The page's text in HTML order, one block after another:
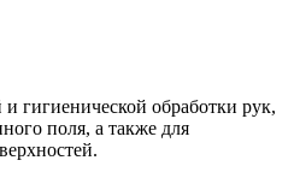
гигиенической обработки рук,
поля, а также для